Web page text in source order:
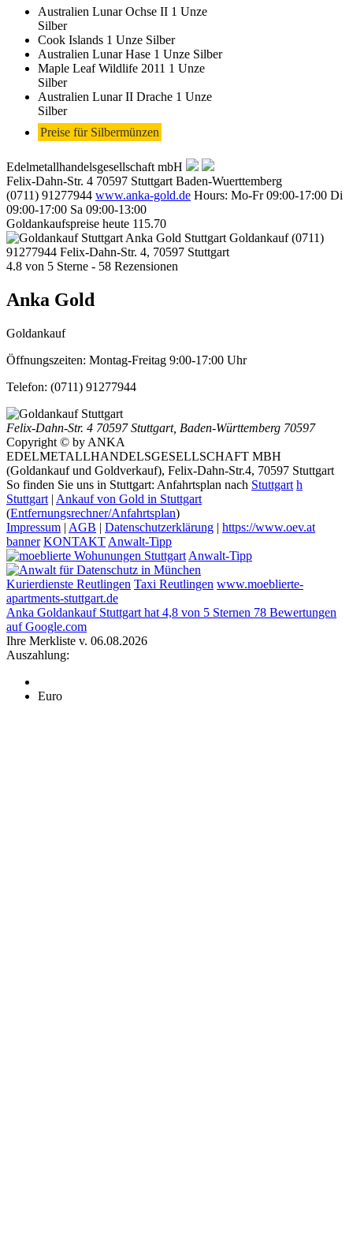
Australien Lunar Ochse II 1 Unze
Silber
Cook Islands 1 Unze Silber
Australien Lunar Hase 1 Unze Silber
Maple Leaf Wildlife 2011 1 Unze
Silber
Australien Lunar II Drache 1 Unze
Silber
Preise für Silbermünzen
Edelmetallhandelsgesellschaft mbH
Felix-Dahn-Str. 4 70597 Stuttgart Baden-Wuerttemberg
(0711) 91277944 www.anka-gold.de Hours: Mo-Fr 09:00-17:00 Di
09:00-17:00 Sa 09:00-13:00
Goldankaufspreise heute 115.70
Anka Gold Stuttgart Goldankauf (0711)
91277944 Felix-Dahn-Str. 4, 70597 Stuttgart
4.8 von 5 Sterne - 58 Rezensionen
Anka Gold
Goldankauf
Öffnungszeiten: Montag-Freitag 9:00-17:00 Uhr
Telefon: (0711) 91277944
Felix-Dahn-Str. 4 70597 Stuttgart, Baden-Württemberg 70597
Copyright © by ANKA
EDELMETALLHANDELSGESELLSCHAFT MBH
(Goldankauf und Goldverkauf), Felix-Dahn-Str.4, 70597 Stuttgart
So finden Sie uns in Stuttgart: Anfahrtsplan nach Stuttgart h
Stuttgart | Ankauf von Gold in Stuttgart
(Entfernungsrechner/Anfahrtsplan)
Impressum | AGB | Datenschutzerklärung | https://www.oev.at
banner KONTAKT Anwalt-Tipp
Anwalt-Tipp
Kurierdienste Reutlingen Taxi Reutlingen www.moeblierte-
apartments-stuttgart.de
Anka Goldankauf Stuttgart hat 4,8 von 5 Sternen 78 Bewertungen
auf Google.com
Ihre Merkliste v. 06.08.2026
Auszahlung:
Euro